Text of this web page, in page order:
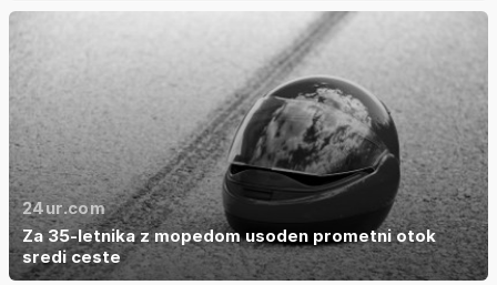
24ur.com
Za 35-letnika z mopedom usoden prometni otok
sredi ceste